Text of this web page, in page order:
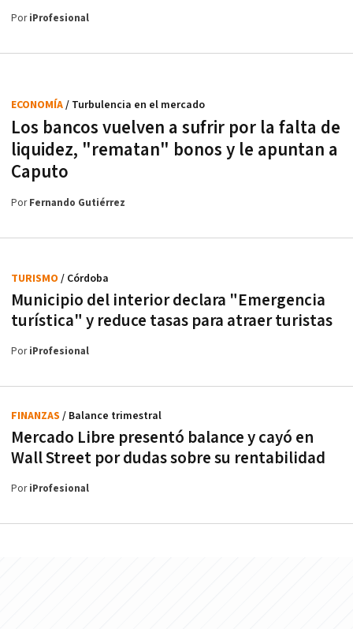
PoriProfesional
Los bancos vuelven a sufrir por la falta de
liquidez, "rematan" bonos y le apuntan a
Caputo
ECONOMÍA/ Turbulencia en el mercado
PorFernando Gutiérrez
Municipio del interior declara "Emergencia
turística" y reduce tasas para atraer turistas
TURISMO / Córdoba
PoriProfesional
Mercado Libre presentó balance y cayó en
Wall Street por dudas sobre su rentabilidad
FINANZAS / Balance trimestral
PoriProfesional